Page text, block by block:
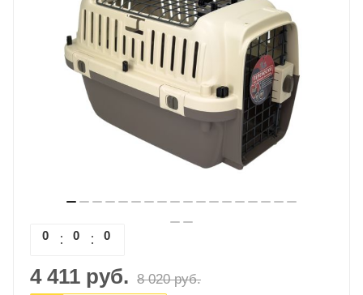
0 0 0
4 411 руб. 8 020руб.